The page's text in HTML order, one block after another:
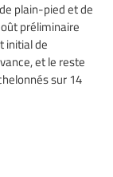
plain-pied et de
préliminaire
initial de
et le reste
sur 14